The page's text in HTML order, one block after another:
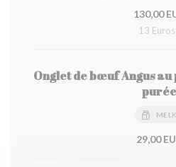
130,00
13 Euros
Onglet de bœuf Angus
purée
MELK
29,00